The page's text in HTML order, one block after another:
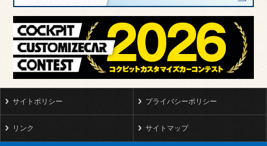
サイトポリシー プライバシーポリシー
リンク サイトマップ